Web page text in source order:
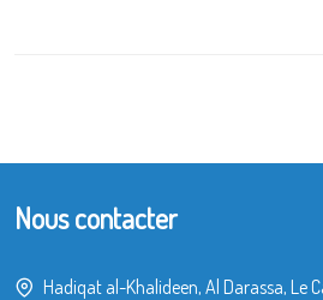
Nous contacter
Hadiqat al-Khalideen, Al Darassa, Le